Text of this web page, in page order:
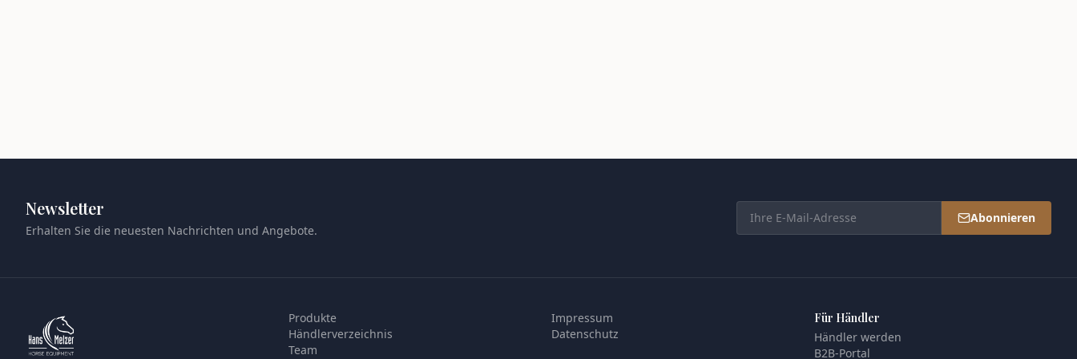
Newsletter
Erhalten Sie die neuesten Nachrichten und Angebote.
Abonnieren
Produkte
Händlerverzeichnis
Team
Impressum
Datenschutz
Für Händler
Händler werden
B2B-Portal